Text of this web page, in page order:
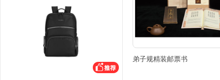
弟子规精装邮票书